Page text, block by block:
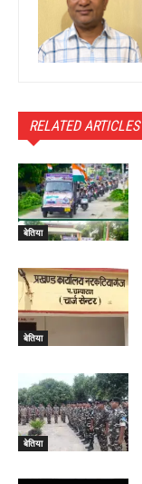
RELATED ARTICLES
बेतिया
बेतिया
बेतिया